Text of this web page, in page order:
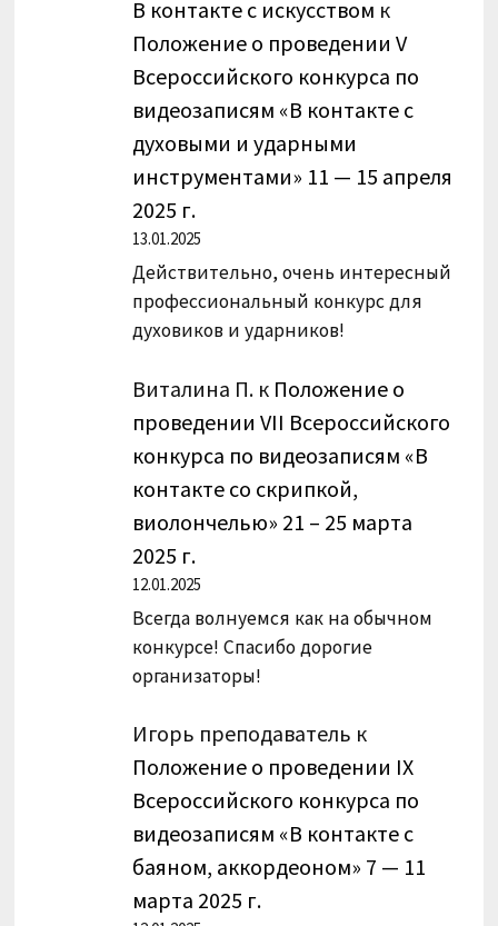
В контакте с искусством к
Положение о проведении V
Всероссийского конкурса по
видеозаписям «В контакте с
духовыми и ударными
инструментами» 11 — 15 апреля
2025 г.
13.01.2025
Действительно, очень интересный
профессиональный конкурс для
духовиков и ударников!
Виталина П. к Положение о
проведении VII Всероссийского
конкурса по видеозаписям «В
контакте со скрипкой,
виолончелью» 21 – 25 марта
2025 г.
12.01.2025
Всегда волнуемся как на обычном
конкурсе! Спасибо дорогие
организаторы!
Игорь преподаватель к
Положение о проведении IX
Всероссийского конкурса по
видеозаписям «В контакте с
баяном, аккордеоном» 7 — 11
марта 2025 г.